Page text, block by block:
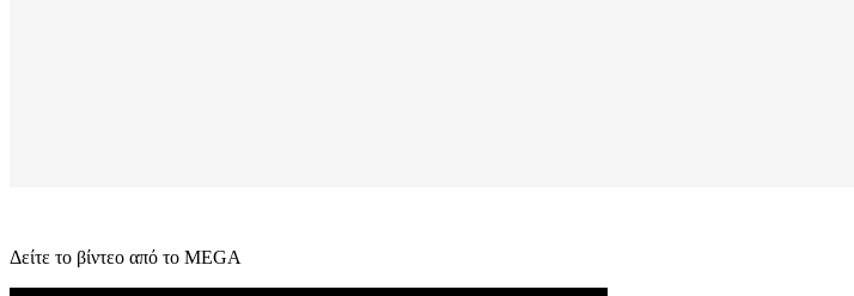
Δείτε το βίντεο από το MEGA